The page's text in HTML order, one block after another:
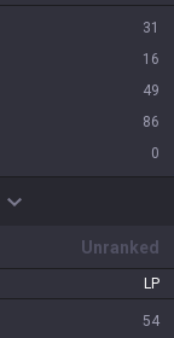
31
16
49
86
0
Unranked
LP
54